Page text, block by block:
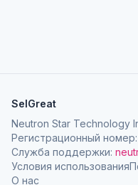
SelGreat
Neutron Star Technology
Регистрационный номер:
Служба поддержки:
Условия использования
О нас